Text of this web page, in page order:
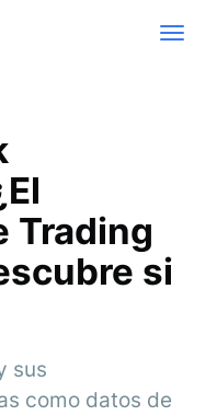
Trading
si
sus
como datos de